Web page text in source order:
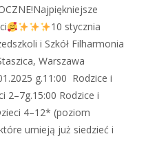
10 stycznia
i Szkół Filharmonia
Warszawa
g.11:00 Rodzice i
2–7g.15:00 Rodzice i
4–12* (poziom
umieją już siedzieć i